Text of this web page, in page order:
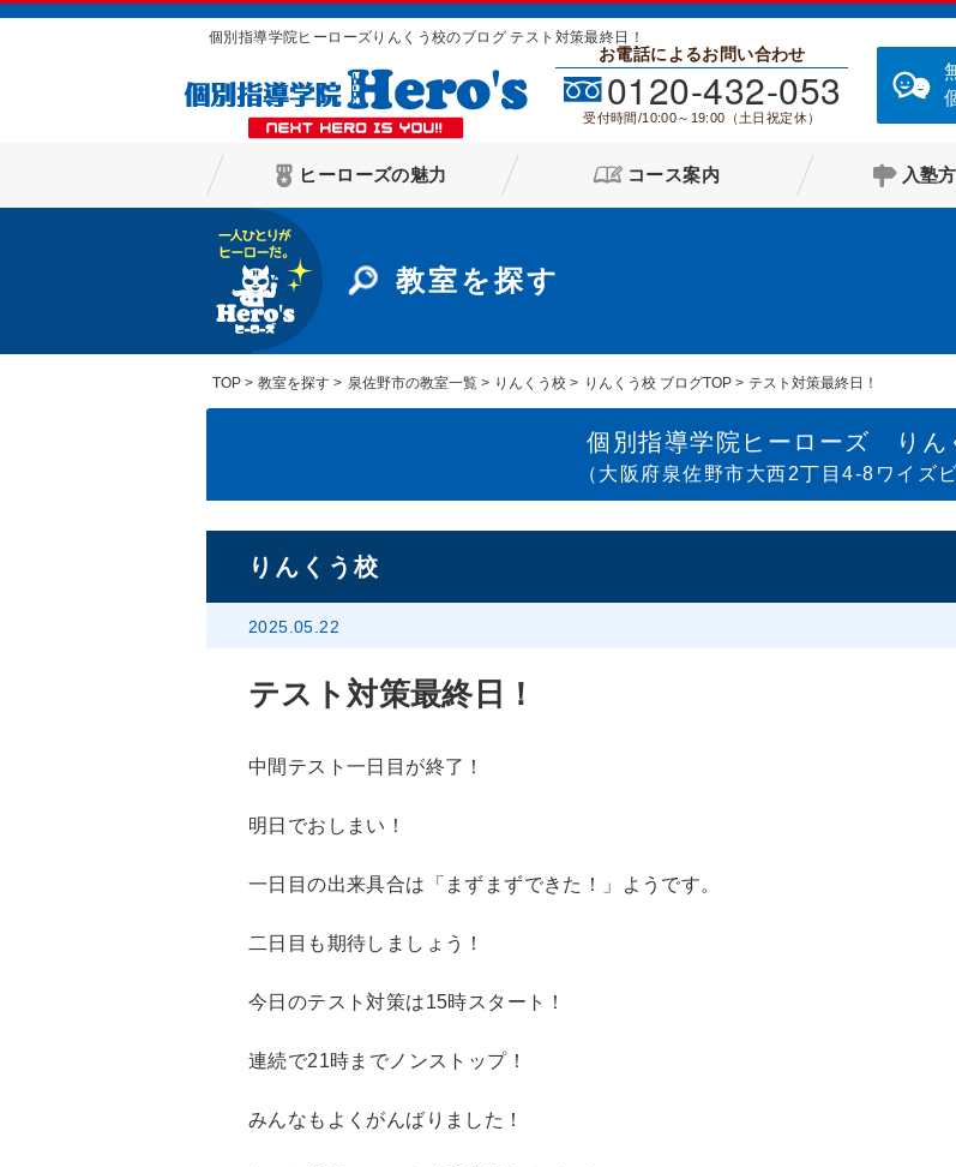
個別指導学院ヒーローズりんくう校のブログ テスト対策最終日！
お電話によるお問い合わせ
0120-432-053
受付時間/10:00～19:00（土日祝定休）
ヒーローズの魅力 コース案内 入塾
教室を探す
TOP 教室を探す 泉佐野市の教室一覧 りんくう校 りんくう校 ブログTOP テスト対策最終日！
個別指導学院ヒーローズ りん
（大阪府泉佐野市大西2丁目4-8ワイズ
りんくう校
2025.05.22
テスト対策最終日！
中間テスト一日目が終了！
明日でおしまい！
一日目の出来具合は「まずまずできた！」ようです。
二日目も期待しましょう！
今日のテスト対策は15時スタート！
連続で21時までノンストップ！
みんなもよくがんばりました！